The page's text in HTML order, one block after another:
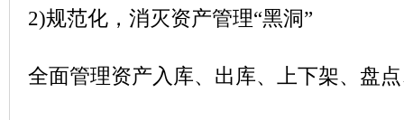
2)规范化，消灭资产管理“黑洞”
全面管理资产入库、出库、上下架、盘